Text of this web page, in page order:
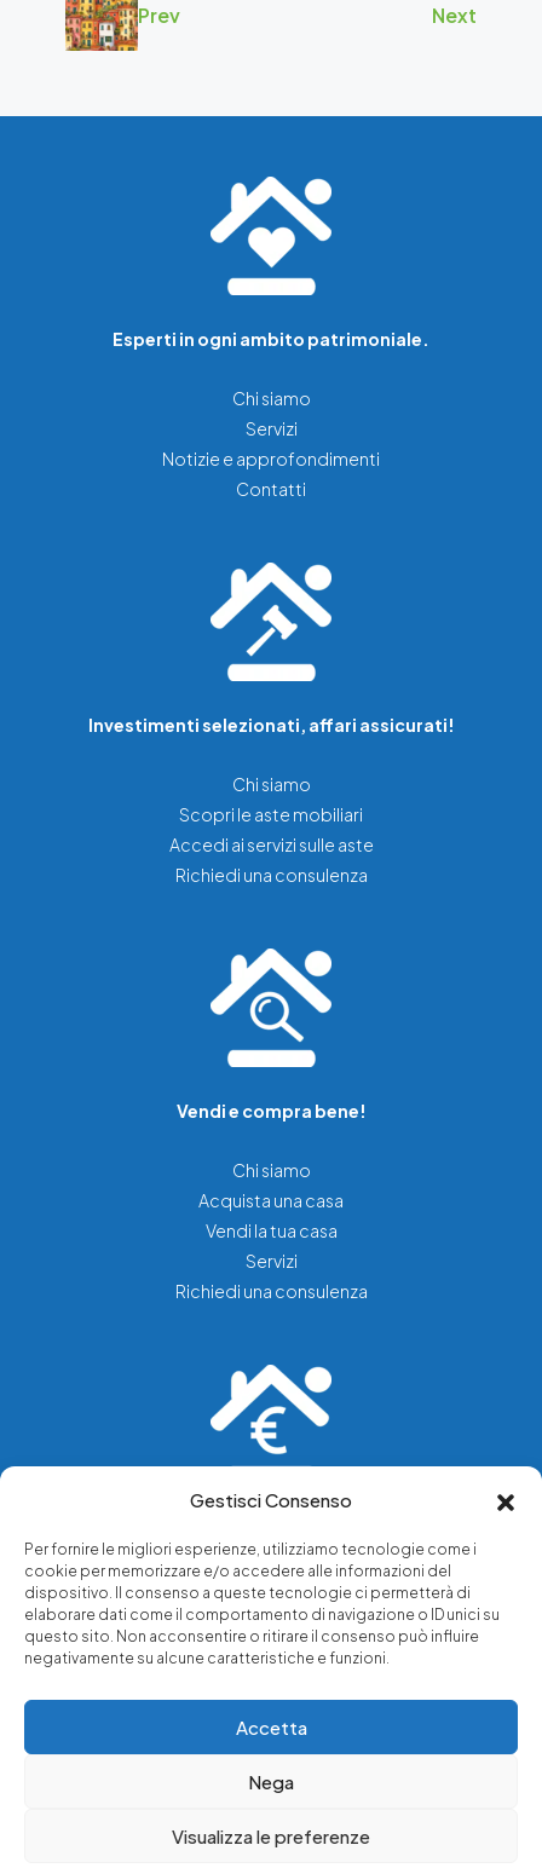
Gestisci Consenso
Per fornire le migliori esperienze, utilizziamo tecnologie come i
cookie per memorizzare e/o accedere alle informazioni del
dispositivo. Il consenso a queste tecnologie ci permetterà di
elaborare dati come il comportamento di navigazione o ID unici su
questo sito. Non acconsentire o ritirare il consenso può influire
negativamente su alcune caratteristiche e funzioni.
Accetta
Nega
Visualizza le preferenze
Prev Next
Esperti in ogni ambito patrimoniale.
Chi siamo
Servizi
Notizie e approfondimenti
Contatti
Investimenti selezionati, affari assicurati!
Chi siamo
Scopri le aste mobiliari
Accedi ai servizi sulle aste
Richiedi una consulenza
Vendi e compra bene!
Chi siamo
Acquista una casa
Vendi la tua casa
Servizi
Richiedi una consulenza
Chi siamo
Servizi di tutela legale
Notizie e approfondimenti
14571101006 - Tutti i diritti riservati